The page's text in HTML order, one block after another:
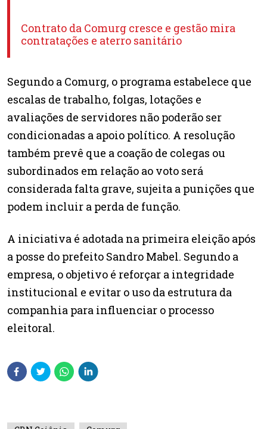
Contrato da Comurg cresce e gestão mira
contratações e aterro sanitário
Segundo a Comurg, o programa estabelece que
escalas de trabalho, folgas, lotações e
avaliações de servidores não poderão ser
condicionadas a apoio político. A resolução
também prevê que a coação de colegas ou
subordinados em relação ao voto será
considerada falta grave, sujeita a punições que
podem incluir a perda de função.
A iniciativa é adotada na primeira eleição após
a posse do prefeito Sandro Mabel. Segundo a
empresa, o objetivo é reforçar a integridade
institucional e evitar o uso da estrutura da
companhia para influenciar o processo
eleitoral.